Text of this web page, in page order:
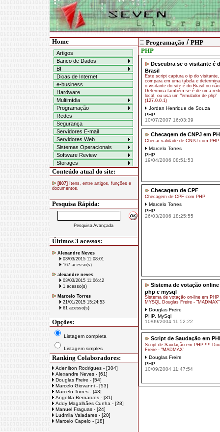
Home
Artigos
Banco de Dados
BI
Dicas de Internet
e-business
Hardware
Multimídia
Programação
Redes
Segurança
Servidores E-mail
Servidores Web
Sistemas Operacionais
Software Review
Storages
Conteúdo atual do site:
[807] ítens, entre artigos, funções e
documentos.
Pesquisa Rápida:
Pesquisa Avançada
Últimos 3 acessos:
Alexandre Neves
03/03/2015 11:08:01
167 acesso(s)
alexandre neves
03/03/2015 11:06:42
1 acesso(s)
Marcelo Torres
21/01/2015 15:24:53
61 acesso(s)
Opções:
Listagem completa
Listagem simples
Ranking Colaboradores:
Adenilton Rodrigues - [304]
Alexandre Neves - [61]
Douglas Freire - [54]
Marcelo Giovanni - [53]
Marcelo Torres - [43]
Angelita Bernardes - [31]
Addy Magalhães Cunha - [28]
Manuel Fraguas - [24]
Ludmila Valadares - [20]
Marcelo Capelo - [18]
:: Programação / PHP
PHP
Descubra se o visitante é
Brasil
Este script captura o ip do visitante,
compara em uma tabela e
o visitante do site é do Brasil ou
Determina também se é de uma
local, ou usa um "emulador de php"
(127.0.0.1)
Jordan Henrique de Souza
PHP
10/07/2007 16:03:39
Checagem de CNPJ em
Checar validade de CNPJ com PHP
Marcelo Torres
PHP
19/04/2006 08:51:53
Checagem de CPF
Checagem de CPF com PHP
Marcelo Torres
PHP
26/03/2006 18:25:55
Sistema de votação online
php e mysql
Sistema de votação on-line em PHP
MYSQL Douglas Freire - "MADMAX"
Douglas Freire
PHP, MySql
10/09/2004 11:52:22
Script de Saudação em
Script de Saudação em PHP !!!!
Freire - "MADMAX"
Douglas Freire
PHP
10/09/2004 11:47:54